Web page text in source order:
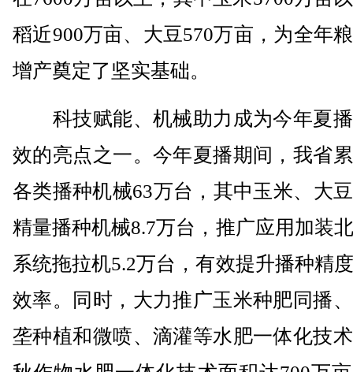
稻近900万亩、大豆570万亩，为全年
增产奠定了坚实基础。
科技赋能、机械助力成为今年夏
效的亮点之一。今年夏播期间，我省
各类播种机械63万台，其中玉米、大
精量播种机械8.7万台，推广应用加装
系统拖拉机5.2万台，有效提升播种精
效率。同时，大力推广玉米种肥同播
垄种植和微喷、滴灌等水肥一体化技